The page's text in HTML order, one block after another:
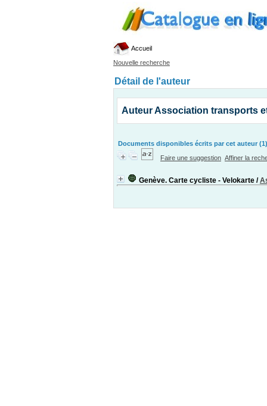
Accueil
Nouvelle recherche
Détail de l'auteur
Auteur Association transports
Documents disponibles écrits par cet auteur (1)
Faire une suggestion Affiner la
Genève. Carte cycliste - Velokarte /